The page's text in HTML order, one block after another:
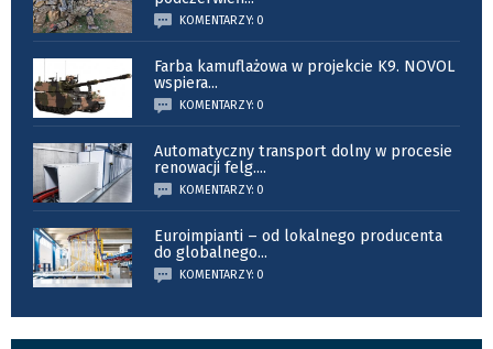
KOMENTARZY: 0
Farba kamuflażowa w projekcie K9. NOVOL
wspiera...
KOMENTARZY: 0
Automatyczny transport dolny w procesie
renowacji felg....
KOMENTARZY: 0
Euroimpianti – od lokalnego producenta
do globalnego...
KOMENTARZY: 0